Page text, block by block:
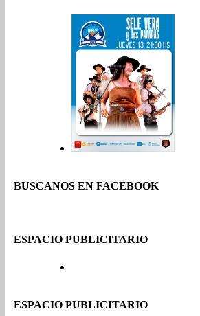
BUSCANOS EN FACEBOOK
ESPACIO PUBLICITARIO
ESPACIO PUBLICITARIO